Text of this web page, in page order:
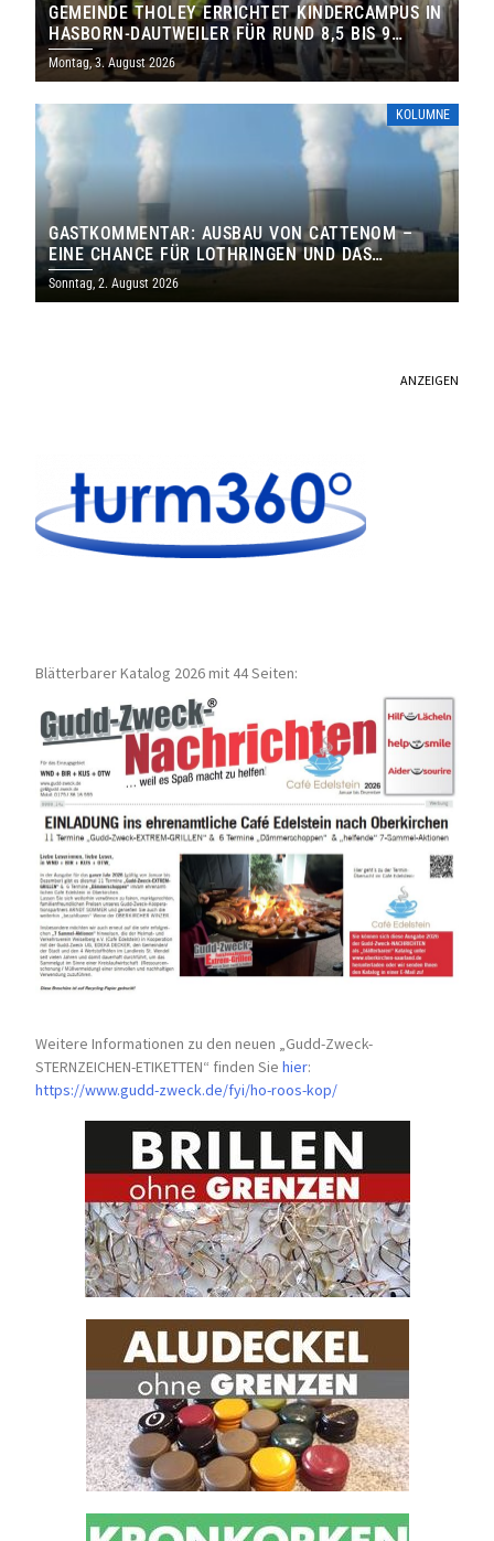
GEMEINDE THOLEY ERRICHTET KINDERCAMPUS IN
HASBORN-DAUTWEILER FÜR RUND 8,5 BIS 9
MILLIONEN EURO
Montag, 3. August 2026
KOLUMNE
GASTKOMMENTAR: AUSBAU VON CATTENOM –
EINE CHANCE FÜR LOTHRINGEN UND DAS
SAARLAND
Sonntag, 2. August 2026
ANZEIGEN
Blätterbarer Katalog 2026 mit 44 Seiten:
Weitere Informationen zu den neuen „Gudd-Zweck-
STERNZEICHEN-ETIKETTEN“ finden Siehier:
https://www.gudd-zweck.de/fyi/ho-roos-kop/